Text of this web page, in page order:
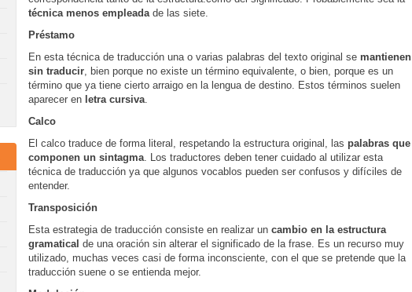
técnica menos empleadade las siete.
Préstamo
En esta técnica de traducción una o varias palabras del texto original se mantienen
sin traducir, bien porque no existe un término equivalente, o bien, porque es un
término que ya tiene cierto arraigo en la lengua de destino. Estos términos suelen
aparecer en letra cursiva.
Calco
El calco traduce de forma literal, respetando la estructura original, las palabras que
componen un sintagma. Los traductores deben tener cuidado al utilizar esta
técnica de traducción ya que algunos vocablos pueden ser confusos y difíciles de
entender.
Transposición
Esta estrategia de traducción consiste en realizar un cambio en la estructura
gramatical de una oración sin alterar el significado de la frase. Es un recurso muy
utilizado, muchas veces casi de forma inconsciente, con el que se pretende que la
traducción suene o se entienda mejor.